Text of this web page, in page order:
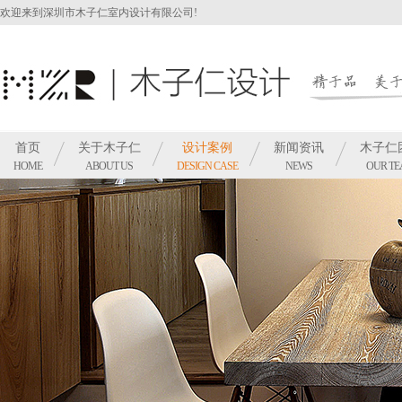
欢迎来到深圳市木子仁室内设计有限公司!
首页
HOME
关于木子仁
ABOUT US
设计案例
DESIGN CASE
新闻资讯
NEWS
木子仁
OUR